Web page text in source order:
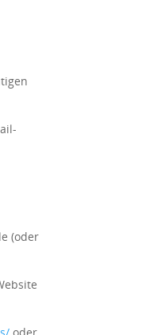
(oder